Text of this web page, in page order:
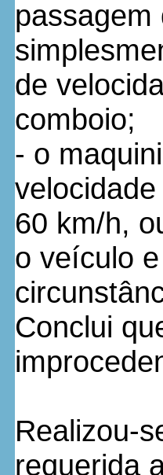
de
comboio;
- o
60 km/h,
o veículo
Conclui
Realizou-
requerida